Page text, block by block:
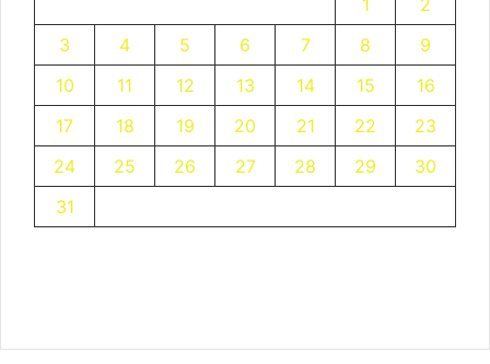
1
2
3
4 5 6 7 8
9
10
11 12 13 14 15
16
17
18 19 20 21 22
23
24
25 26 27 28 29
30
31